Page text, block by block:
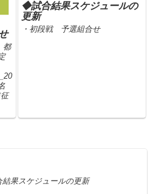
都
◆試合結果スケジュールの
更新
・初段戦 予選組合せ
果スケジュールの更新